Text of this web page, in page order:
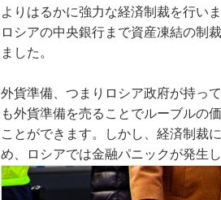
よりはるかに強力な経済制裁を行い
ロシアの中央銀行まで資産凍結の制
ました。
外貨準備、つまりロシア政府が持っ
も外貨準備を売ることでルーブルの
ことができます。しかし、経済制裁
め、ロシアでは金融パニックが発生し